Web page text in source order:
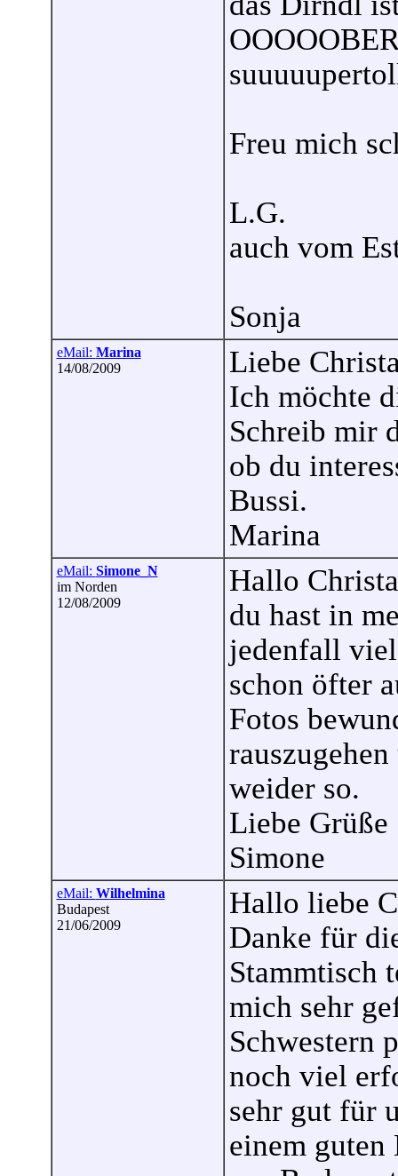
Freu mich
L.G.
auch vom
Sonja
eMail: Marina
14/08/2009
Liebe
Ich möchte
Schreib mir
ob du
Bussi.
Marina
eMail: Simone_N
im Norden
12/08/2009
Hallo
du hast in
jedenfall
schon öfter
Fotos
weider so.
Liebe Grüße
Simone
eMail: Wilhelmina
Budapest
21/06/2009
Hallo liebe
Danke für
Stammtisch
mich sehr
Schwestern
noch viel
sehr gut für
einem